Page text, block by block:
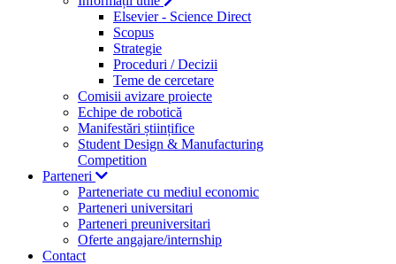
Elsevier - Science Direct
Scopus
Strategie
Proceduri / Decizii
Teme de cercetare
Comisii avizare proiecte
Echipe de robotică
Manifestări științifice
Student Design & Manufacturing
Competition
Parteneri
Parteneriate cu mediul economic
Parteneri universitari
Parteneri preuniversitari
Oferte angajare/internship
Contact